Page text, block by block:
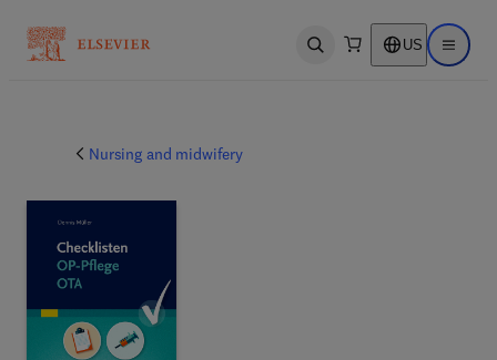
Open search US Open
Nursing and midwifery